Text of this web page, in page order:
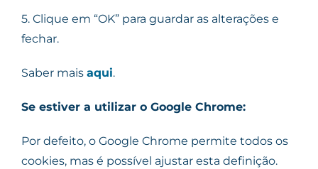
5. Clique em “OK” para guardar as alterações e
fechar.
Saber mais aqui.
Se estiver a utilizar o Google Chrome:
Por defeito, o Google Chrome permite todos os
cookies, mas é possível ajustar esta definição.